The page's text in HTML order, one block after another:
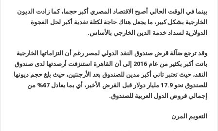
بينما في الوقت الحالي أصبح الاقتصاد المصري أكبر حجما، كما زادت الديون
الخارجية بشكل كبير، ما يجعل هناك حاجة لكتلة نقدية أكبر لحل الفجوة
الدولارية لسداد خدمة الدين الخارجي بالأساس.
وقد ترجع ضآلة قرض صندوق النقد الدولي لمصر رغم أن التزاماتها الخارجية
باتت أكبر بكثير من عام 2016 إلى أن القاهرة استنزفت أرصدتها لدى صندوق
النقد، حيث تعتبر ثاني أكبر مدين للصندوق بعد الأرجنتين، حيث بلغ حجم ديونها
للصندوق نحو 17.9 مليار دولار قبل القرض الأخير، أي بما يعادل 67% من
إجمالي قروض الدول العربية للصندوق.
التعويم المرن